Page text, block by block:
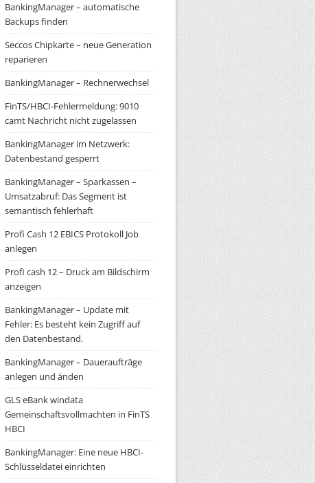
BankingManager – automatische
Backups finden
Seccos Chipkarte – neue Generation
reparieren
BankingManager – Rechnerwechsel
FinTS/HBCI-Fehlermeldung: 9010
camt Nachricht nicht zugelassen
BankingManager im Netzwerk:
Datenbestand gesperrt
BankingManager – Sparkassen –
Umsatzabruf: Das Segment ist
semantisch fehlerhaft
Profi Cash 12 EBICS Protokoll Job
anlegen
Profi cash 12 – Druck am Bildschirm
anzeigen
BankingManager – Update mit
Fehler: Es besteht kein Zugriff auf
den Datenbestand.
BankingManager – Daueraufträge
anlegen und änden
GLS eBank windata
Gemeinschaftsvollmachten in FinTS
HBCI
BankingManager: Eine neue HBCI-
Schlüsseldatei einrichten